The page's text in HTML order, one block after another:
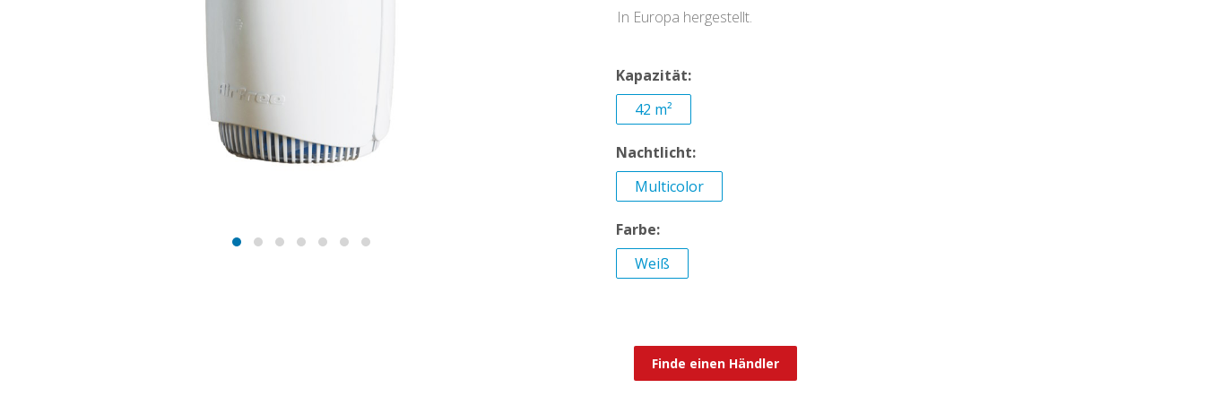
In Europa hergestellt.
Kapazität:
42 m²
Nachtlicht:
Multicolor
Farbe:
Weiß
Finde einen Händler